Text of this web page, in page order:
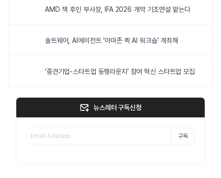
AMD 잭 후인 부사장, IFA 2026 개막 기조연설 맡는다
솔트웨어, AI에이전트 ‘아마존 퀵 AI 워크숍’ 개최해
‘중견기업-스타트업 동행라운지’ 참여 혁신 스타트업 모집
뉴스레터 구독신청
구독